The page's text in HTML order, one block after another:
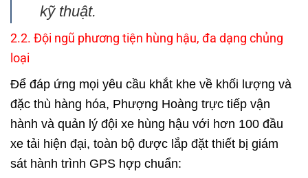
kỹ thuật.
2.2. Đội ngũ phương tiện hùng hậu, đa dạng chủng
loại
Để đáp ứng mọi yêu cầu khắt khe về khối lượng và
đặc thù hàng hóa, Phượng Hoàng trực tiếp vận
hành và quản lý đội xe hùng hậu với hơn 100 đầu
xe tải hiện đại, toàn bộ được lắp đặt thiết bị giám
sát hành trình GPS hợp chuẩn: